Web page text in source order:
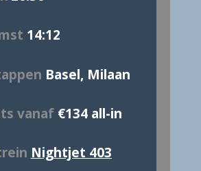
14:12
Basel, Milaan
vanaf€134 all-in
Nightjet 403